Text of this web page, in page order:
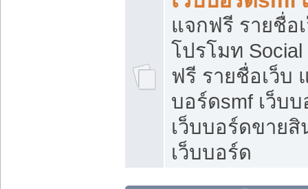
แจกฟรี รายชื่อ
โปรโมท
ฟรี รายชื่อเว็บ
บอร์ดsmf เว็บ
เว็บบอร์ดขาย
เว็บบอร์ด